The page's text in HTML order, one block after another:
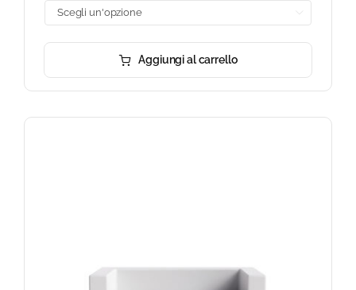
Aggiungi al carrello